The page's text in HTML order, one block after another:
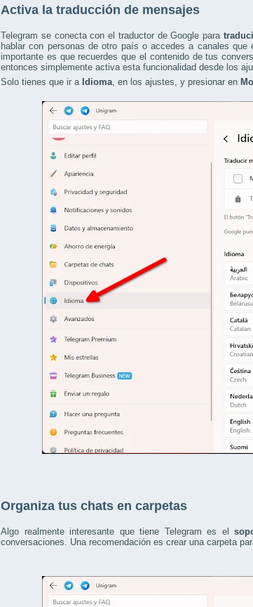
Activa la traducción de mensajes
Telegram se conecta con el traductor de Google para
hablar con personas de otro país o accedes a canales
importante es que recuerdes que el contenido de tus
entonces simplemente activa esta funcionalidad desde los
Solo tienes que ir a Idioma, en los ajustes, y presionar en
Organiza tus chats en carpetas
Algo realmente interesante que tiene Telegram es el
conversaciones. Una recomendación es crear una carpeta